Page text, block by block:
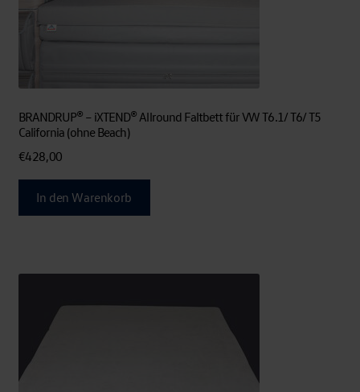
BRANDRUP® – iXTEND® Allround Faltbett für VW T6.1/ T6/ T5
California (ohne Beach)
€428,00
In den Warenkorb